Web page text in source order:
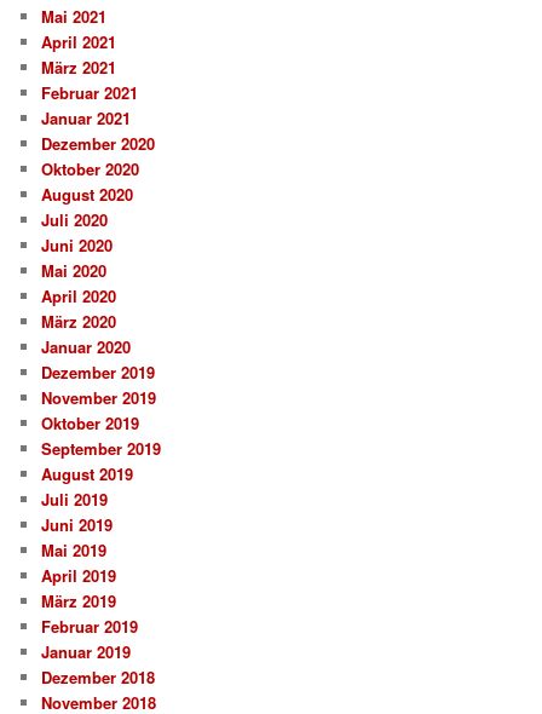
Mai 2021
April 2021
März 2021
Februar 2021
Januar 2021
Dezember 2020
Oktober 2020
August 2020
Juli 2020
Juni 2020
Mai 2020
April 2020
März 2020
Januar 2020
Dezember 2019
November 2019
Oktober 2019
September 2019
August 2019
Juli 2019
Juni 2019
Mai 2019
April 2019
März 2019
Februar 2019
Januar 2019
Dezember 2018
November 2018